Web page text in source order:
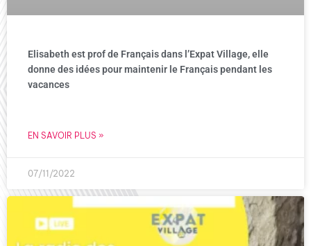
Elisabeth est prof de Français dans l’Expat Village, elle
donne des idées pour maintenir le Français pendant les
vacances
EN SAVOIR PLUS »
07/11/2022